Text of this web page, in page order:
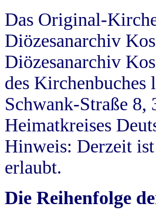
Das Original-
Diözesanarchiv
Diözesanarchiv
des
Schwank-Straße
Heimatkreises
Hinweis: Derzeit
erlaubt.
Die Reihenfolge